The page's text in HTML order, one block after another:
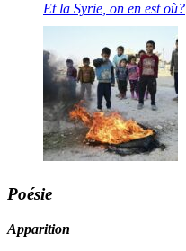
Et la Syrie, on en est où?
Poésie
Apparition